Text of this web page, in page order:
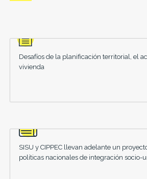
Desafíos de la planificación territorial, el
vivienda
SISU y CIPPEC llevan adelante un
políticas nacionales de integración socio-